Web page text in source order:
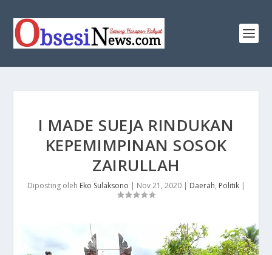
I MADE SUEJA RINDUKAN
KEPEMIMPINAN SOSOK
ZAIRULLAH
Diposting oleh Eko Sulaksono | Nov 21, 2020| Daerah, Politik|